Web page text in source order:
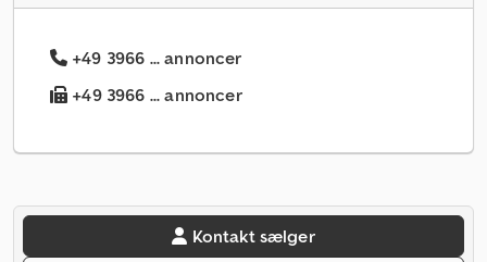
+49 3966 ... annoncer
+49 3966 ... annoncer
Kontakt sælger